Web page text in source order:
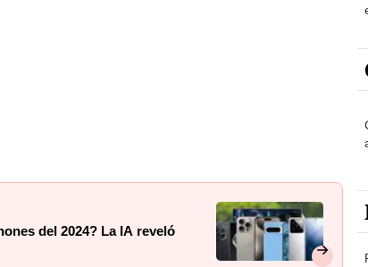
del 2024? La IA reveló